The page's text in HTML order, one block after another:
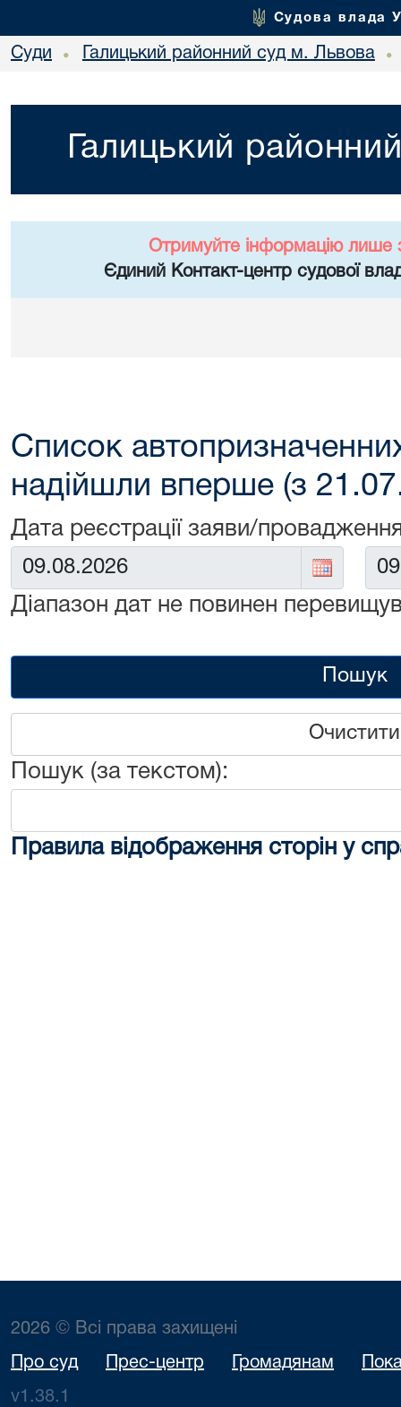
Судова влада
Суди • Галицький районний суд м. Львова •
Галицький
Отримуйте інформацію лише
Єдиний Контакт-центр судової
Список
надійшли вперше (з
Дата реєстрації заяви/
Від: До:
Діапазон дат не повинен
Пошук
Очистити
Пошук (за текстом):
Правила відображення сторін у
2026 © Всі права захищені
Про суд Прес-центр Громадянам
v1.38.1